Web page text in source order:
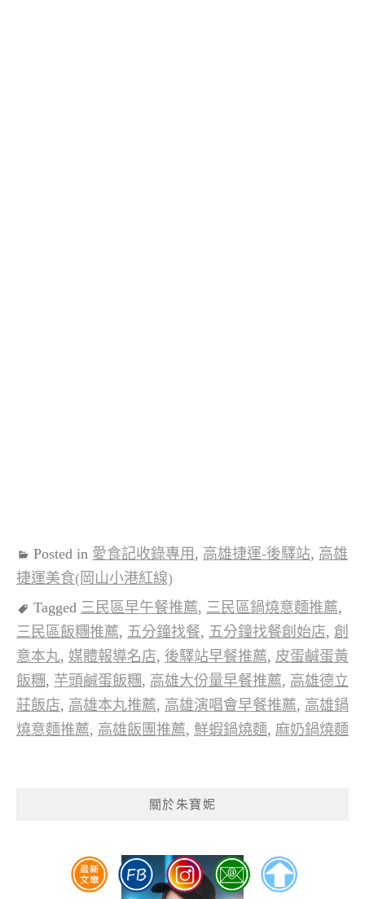
Posted in 愛食記收錄專用 , 高雄捷運-後驛站, 高雄
捷運美食(岡山小港紅線)
Tagged 三民區早午餐推薦, 三民區鍋燒意麵推薦,
三民區飯糰推薦, 五分鐘找餐, 五分鐘找餐創始店, 創
意本丸, 媒體報導名店, 後驛站早餐推薦, 皮蛋鹹蛋黃
飯糰, 芋頭鹹蛋飯糰, 高雄大份量早餐推薦, 高雄德立
莊飯店, 高雄本丸推薦, 高雄演唱會早餐推薦, 高雄鍋
燒意麵推薦, 高雄飯團推薦, 鮮蝦鍋燒麵, 麻奶鍋燒麵
關於朱寶妮